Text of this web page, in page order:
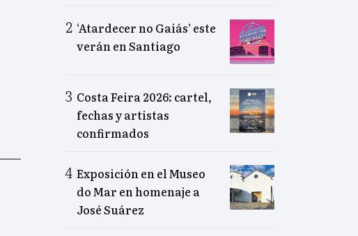
‘Atardecer no Gaiás’ este
verán en Santiago
Costa Feira 2026: cartel,
fechas y artistas
confirmados
Exposición en el Museo
do Mar en homenaje a
José Suárez